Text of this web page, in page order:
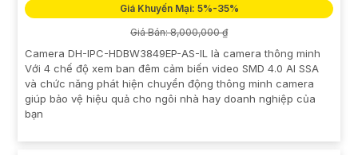
Giá Khuyến Mại: 5%-35%
Giá Bán: 8,000,000 ₫
Camera DH-IPC-HDBW3849EP-AS-IL là camera thông minh
Với 4 chế độ xem ban đêm cảm biến video SMD 4.0 AI SSA
và chức năng phát hiện chuyển động thông minh camera
giúp bảo vệ hiệu quả cho ngôi nhà hay doanh nghiệp của
bạn